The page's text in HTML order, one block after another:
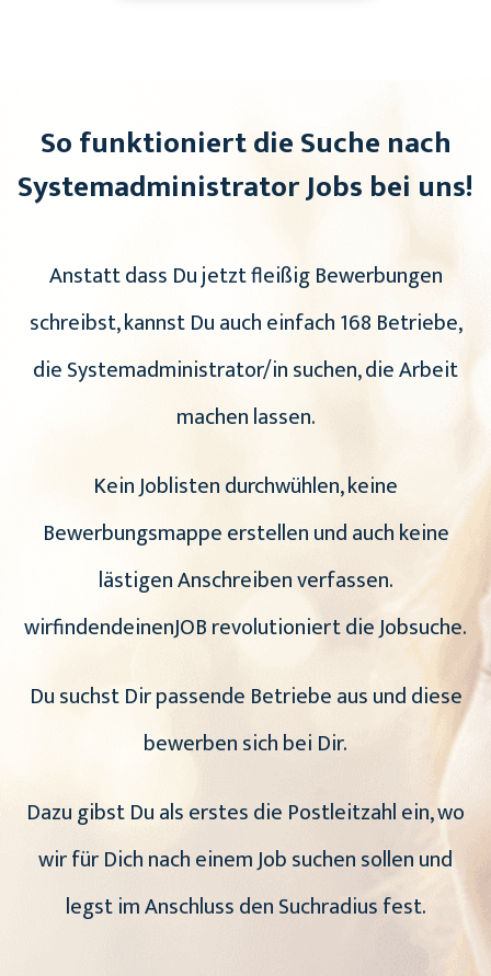
So funktioniert die Suche nach
Systemadministrator Jobs bei uns!
Anstatt dass Du jetzt fleißig Bewerbungen
schreibst, kannst Du auch einfach 168 Betriebe,
die Systemadministrator/in suchen, die Arbeit
machen lassen.
Kein Joblisten durchwühlen, keine
Bewerbungsmappe erstellen und auch keine
lästigen Anschreiben verfassen.
wirfindendeinenJOB revolutioniert die Jobsuche.
Du suchst Dir passende Betriebe aus und diese
bewerben sich bei Dir.
Dazu gibst Du als erstes die Postleitzahl ein, wo
wir für Dich nach einem Job suchen sollen und
legst im Anschluss den Suchradius fest.